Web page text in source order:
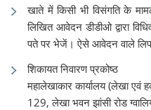
खाते में किसी भी विसंगति के
लिखित आवेदन डीडीओ द्वारा
पते पर भेजें। ऐसे आवेदन वाले
शिकायत निवारण प्रकोष्ठ
महालेखाकार कार्यालय (लेखा एवं
129, लेखा भवन झांसी रोड